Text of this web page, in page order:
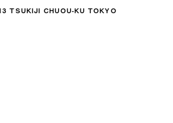
TSUKIJI CHUOU-KU TOKYO